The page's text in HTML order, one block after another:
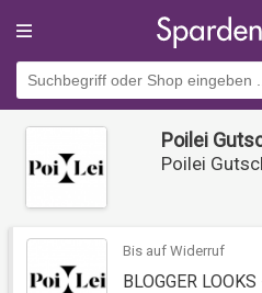
Poilei
Poilei
Bis auf Widerruf
BLOGGER